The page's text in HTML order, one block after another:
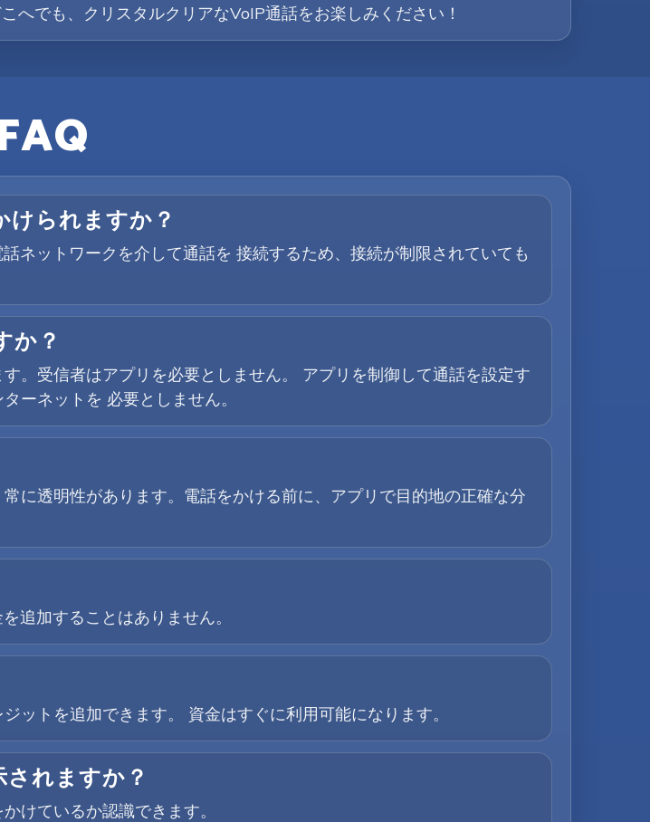
へでも、クリスタルクリアなVoIP通話をお楽しみください！
られますか？
ネットワークを介して通話を 接続するため、接続が制限されていても
か？
。受信者はアプリを必要としません。 アプリを制御して通話を設定す
ーネットを 必要としません。
に透明性があります。電話をかける前に、アプリで目的地の正確な分
追加することはありません。
ットを追加できます。 資金はすぐに利用可能になります。
れますか？
けているか認識できます。